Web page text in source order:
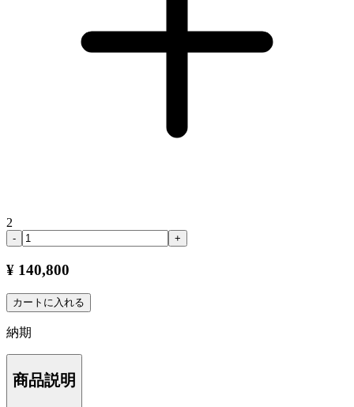
2
- +
¥ 140,800
カートに入れる
納期
商品説明